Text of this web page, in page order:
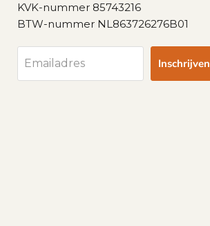
KVK-nummer 85743216
BTW-nummer NL863726276B01
Emailadres Inschrijven